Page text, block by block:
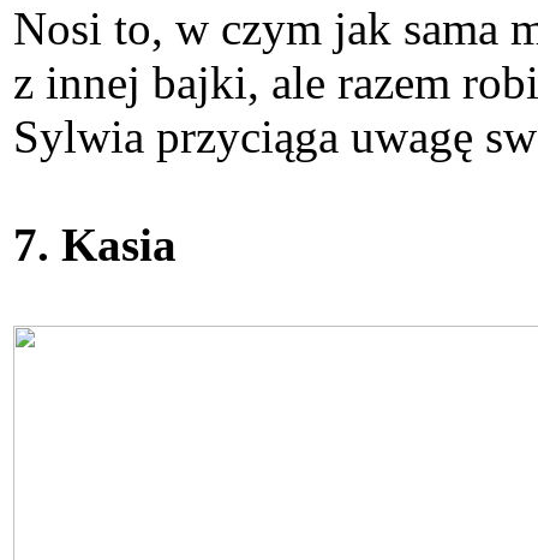
Nosi to, w czym jak sama
z innej bajki, ale razem
Sylwia przyciąga uwagę
7. Kasia